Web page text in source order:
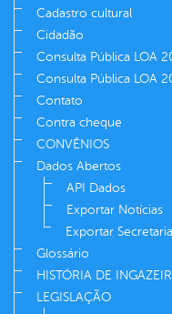
Cadastro cultural
Cidadão
Consulta Pública LOA
Consulta Pública LOA
Contato
Contra cheque
CONVÊNIOS
Dados Abertos
API Dados
Exportar Notícias
Exportar
Glossário
HISTÓRIA DE
LEGISLAÇÃO